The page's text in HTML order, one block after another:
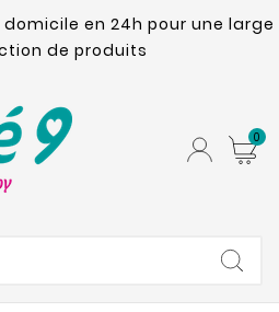
en 24h pour une large
de produits
0